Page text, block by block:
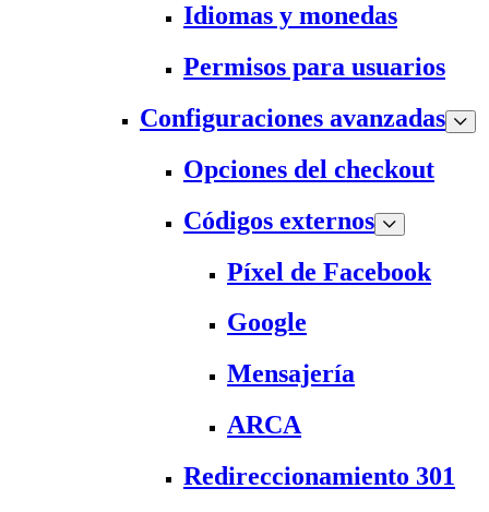
Idiomas y monedas
Permisos para usuarios
Configuraciones avanzadas
Opciones del checkout
Códigos externos
Píxel de Facebook
Google
Mensajería
ARCA
Redireccionamiento 301